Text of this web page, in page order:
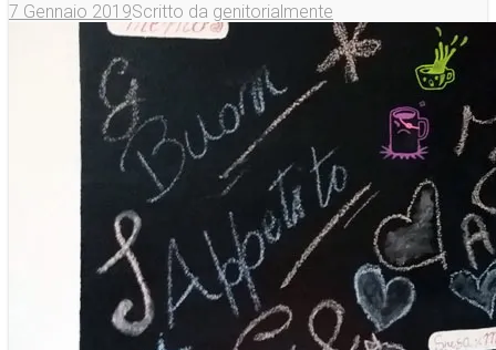
7 Gennaio 2019Scritto da genitorialmente